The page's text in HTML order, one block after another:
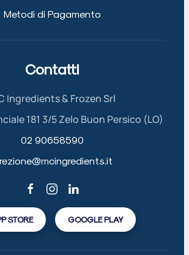
Metodi di Pagamento
Contatti
Ingredients & Frozen Srl
181 3/5 Zelo Buon Persico (LO)
02 90658590
STORE GOOGLE PLAY